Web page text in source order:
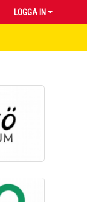
LOGGA IN